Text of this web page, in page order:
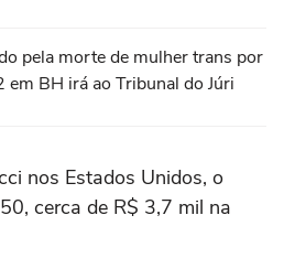
pela morte de mulher trans por
em BH irá ao Tribunal do Júri
nos Estados Unidos, o
cerca de R$ 3,7 mil na